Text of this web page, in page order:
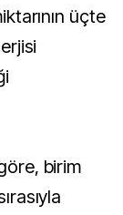
üçte
birim